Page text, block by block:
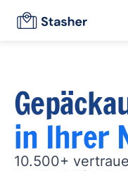
in Ihrer
10.500+